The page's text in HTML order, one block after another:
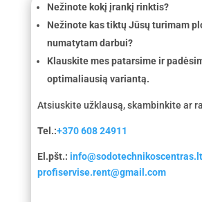
Nežinote kokį įrankį rinktis?
Nežinote kas tiktų Jūsų turimam
numatytam darbui?
Klauskite mes patarsime ir
optimaliausią variantą.
Atsiuskite užklausą, skambinkite ar
Tel.:+370 608 24911
El.pšt.: info@sodotechnikoscentras.lt
profiservise.rent@gmail.com